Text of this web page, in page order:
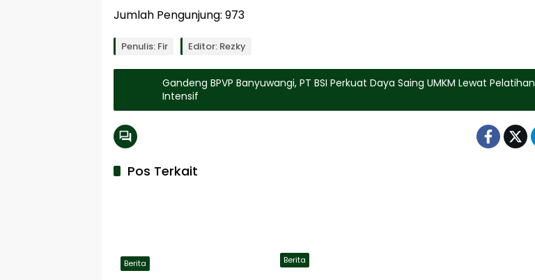
Jumlah Pengunjung: 973
Penulis: Fir Editor: Rezky
Gandeng BPVP Banyuwangi, PT BSI Perkuat Daya Saing UMKM Lewat Pelatihan
Intensif
Pos Terkait
Berita Berita